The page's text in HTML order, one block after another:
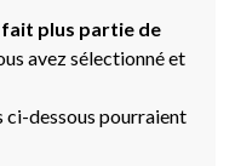
fait plus partie de
avez sélectionné et
ci-dessous pourraient